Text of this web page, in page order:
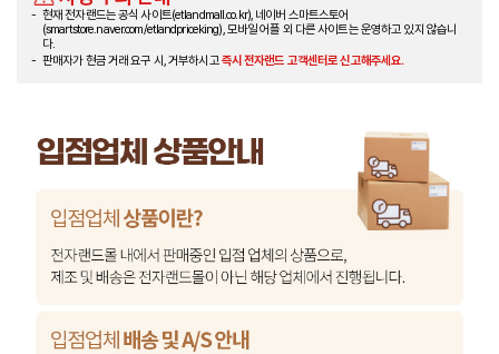
현재 전자랜드는 공식 사이트(etlandmall.co.kr), 네이버 스마트스토어
(smartstore.naver.com/etlandpriceking), 모바일 어플 외 다른 사이트는 운영하고 있지 않습니
다.
판매자가 현금 거래 요구 시, 거부하시고즉시 전자랜드 고객센터로 신고해주세요.